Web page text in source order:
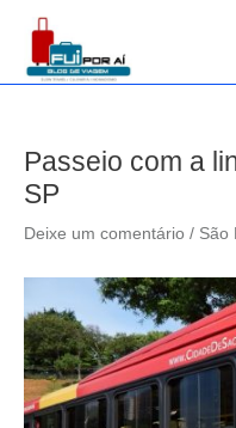
Passeio com a
SP
Deixe um comentário / São